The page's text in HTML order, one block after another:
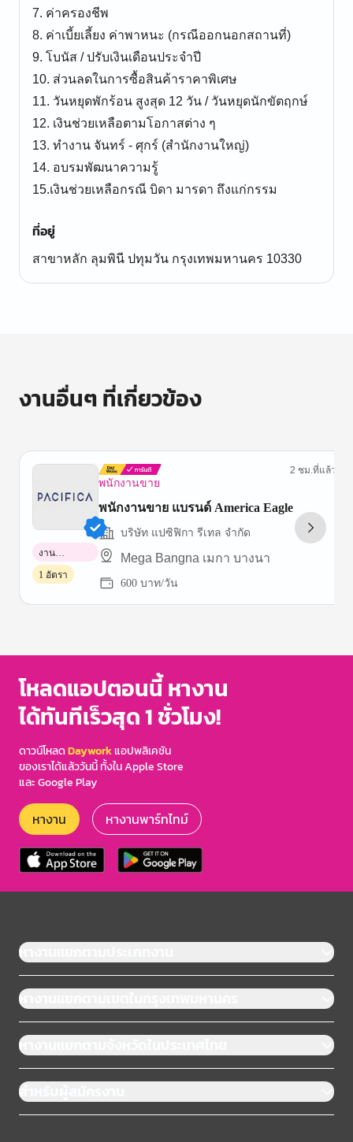
7. ค่าครองชีพ
8. ค่าเบี้ยเลี้ยง ค่าพาหนะ (กรณีออกนอกสถานที่)
9. โบนัส / ปรับเงินเดือนประจำปี
10. ส่วนลดในการซื้อสินค้าราคาพิเศษ
11. วันหยุดพักร้อน สูงสุด 12 วัน / วันหยุดนักขัตฤกษ์
12. เงินช่วยเหลือตามโอกาสต่าง ๆ
13. ทำงาน จันทร์ - ศุกร์ (สำนักงานใหญ่)
14. อบรมพัฒนาความรู้
15.เงินช่วยเหลือกรณี บิดา มารดา ถึงแก่กรรม
ที่อยู่
สาขาหลัก ลุมพินี ปทุมวัน กรุงเทพมหานคร 10330
งานอื่นๆ ที่เกี่ยวข้อง
พนักงานขาย
2 ชม.ที่แล้ว
พนักงานขาย แบรนด์ America Eagle
บริษัท แปซิฟิกา รีเทล จำกัด
Mega Bangna เมกา บางนา
600 บาท/วัน
งาน
พาร์ทไทม์
1 อัตรา
of
โหลดแอปตอนนี้ หางาน
ได้ทันทีเร็วสุด 1 ชั่วโมง!
ดาวน์โหลดDayworkแอปพลิเคชัน
ของเราได้แล้ววันนี้ ทั้งใน Apple Store
และ Google Play
หางาน หางานพาร์ทไทม์
หางานแยกตามประเภทงาน
หางานแยกตามเขตในกรุงเทพมหานคร
หางานแยกตามจังหวัดในประเทศไทย
สำหรับผู้สมัครงาน